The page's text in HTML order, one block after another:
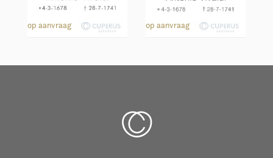
211
op aanvraag 251
op aanvraag